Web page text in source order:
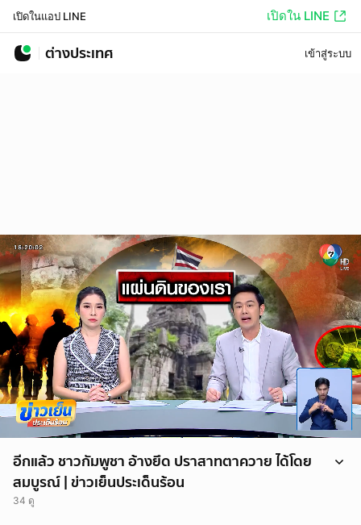
เปิดในแอป LINE เปิดใน LINE
ต่างประเทศ เข้าสู่ระบบ
อีกแล้ว ชาวกัมพูชา อ้างยึด ปราสาทตาควาย ได้โดย
สมบูรณ์ | ข่าวเย็นประเด็นร้อน
34 ดู